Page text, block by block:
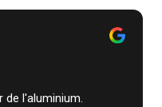
de l'aluminium.